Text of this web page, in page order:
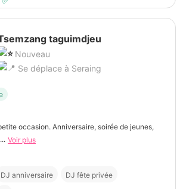
taguimdjeu
Nouveau
Se déplace à Seraing
occasion. Anniversaire, soirée de jeunes,
Voir plus
DJ anniversaire DJ fête privée